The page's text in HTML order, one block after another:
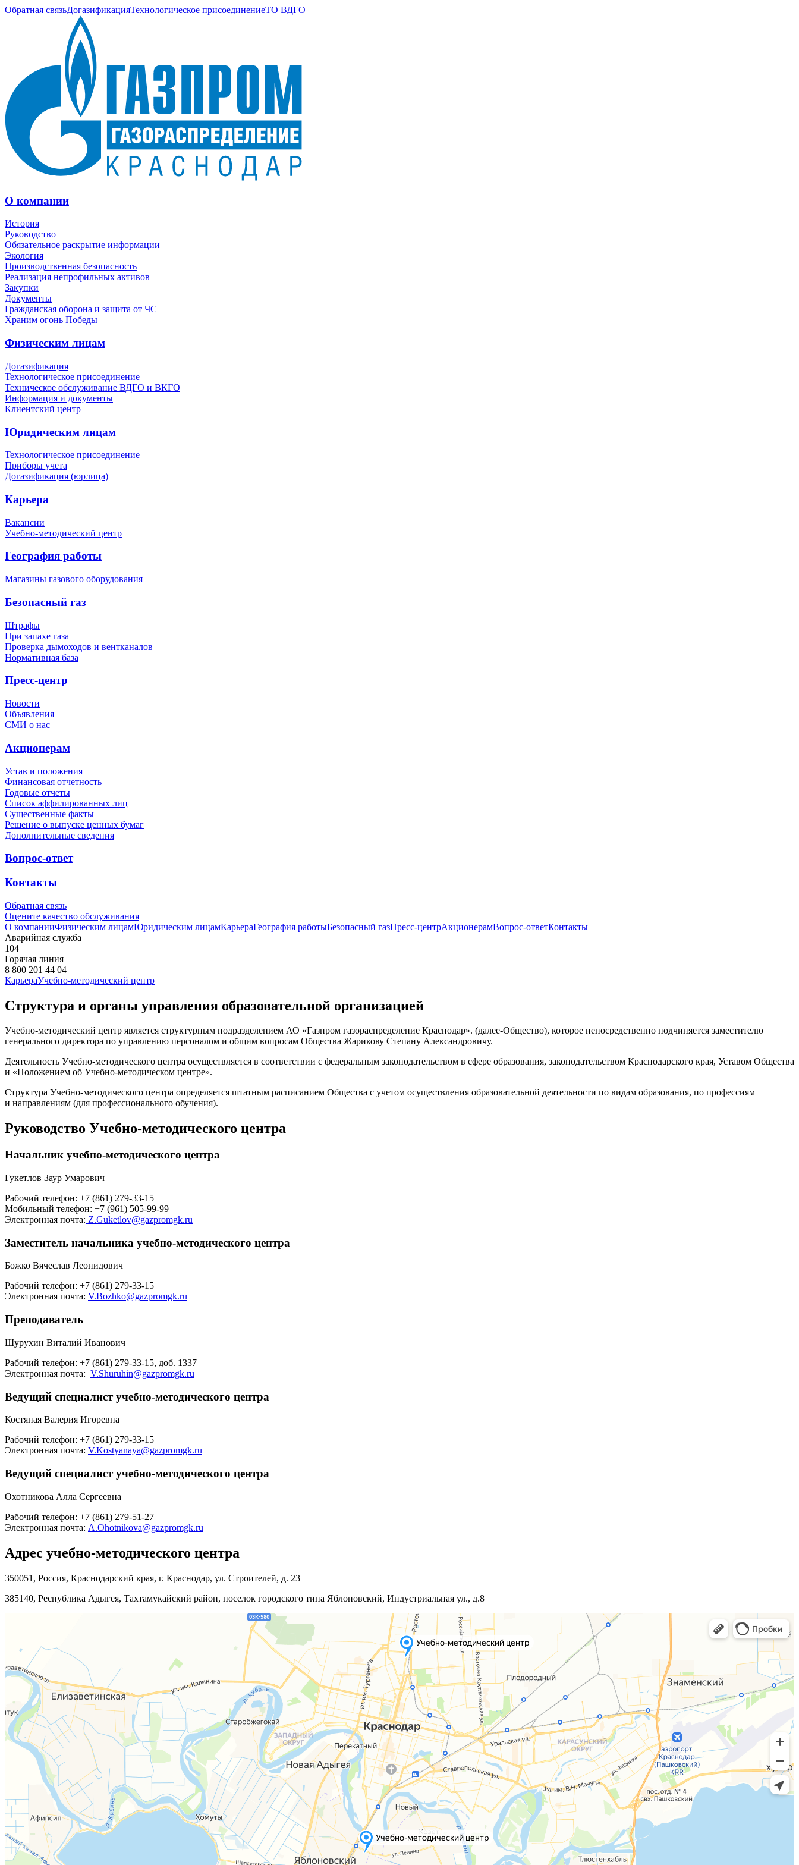
Обратная связьДогазификацияТехнологическое присоединениеТО ВДГО
О компании
История
Руководство
Обязательное раскрытие информации
Экология
Производственная безопасность
Реализация непрофильных активов
Закупки
Документы
Гражданская оборона и защита от ЧС
Храним огонь Победы
Физическим лицам
Догазификация
Технологическое присоединение
Техническое обслуживание ВДГО и ВКГО
Информация и документы
Клиентский центр
Юридическим лицам
Технологическое присоединение
Приборы учета
Догазификация (юрлица)
Карьера
Вакансии
Учебно-методический центр
География работы
Магазины газового оборудования
Безопасный газ
Штрафы
При запахе газа
Проверка дымоходов и вентканалов
Нормативная база
Пресс-центр
Новости
Объявления
СМИ о нас
Акционерам
Устав и положения
Финансовая отчетность
Годовые отчеты
Список аффилированных лиц
Существенные факты
Решение о выпуске ценных бумаг
Дополнительные сведения
Вопрос-ответ
Контакты
Обратная связь
Оцените качество обслуживания
О компанииФизическим лицамЮридическим лицамКарьераГеография работыБезопасный газПресс-центрАкционерамВопрос-ответКонтакты
Аварийная служба
104
Горячая линия
8 800 201 44 04
КарьераУчебно-методический центр
Структура и органы управления образовательной организацией
Учебно-методический центр является структурным подразделением АО «Газпром газораспределение Краснодар». (далее-Общество), которое непосредственно подчиняется заместителю
генерального директора по управлению персоналом и общим вопросам Общества Жарикову Степану Александровичу.
Деятельность Учебно-методического центра осуществляется в соответствии с федеральным законодательством в сфере образования, законодательством Краснодарского края, Уставом Общества
и «Положением об Учебно-методическом центре».
Структура Учебно-методического центра определяется штатным расписанием Общества с учетом осуществления образовательной деятельности по видам образования, по профессиям
и направлениям (для профессионального обучения).
Руководство Учебно-методического центра
Начальник учебно-методического центра
Гукетлов Заур Умарович
Рабочий телефон: +7 (861) 279-33-15
Мобильный телефон: +7 (961) 505-99-99
Электронная почта: Z.Guketlov@gazpromgk.ru
Заместитель начальника учебно-методического центра
Божко Вячеслав Леонидович
Рабочий телефон: +7 (861) 279-33-15
Электронная почта: V.Bozhko@gazpromgk.ru
Преподаватель
Шурухин Виталий Иванович
Рабочий телефон: +7 (861) 279-33-15, доб. 1337
Электронная почта: V.Shuruhin@gazpromgk.ru
Ведущий специалист учебно-методического центра
Костяная Валерия Игоревна
Рабочий телефон: +7 (861) 279-33-15
Электронная почта: V.Kostyanaya@gazpromgk.ru
Ведущий специалист учебно-методического центра
Охотникова Алла Сергеевна
Рабочий телефон: +7 (861) 279-51-27
Электронная почта: A.Ohotnikova@gazpromgk.ru
Адрес учебно-методического центра
350051, Россия, Краснодарский края, г. Краснодар, ул. Строителей, д. 23
385140, Республика Адыгея, Тахтамукайский район, поселок городского типа Яблоновский, Индустриальная ул., д.8